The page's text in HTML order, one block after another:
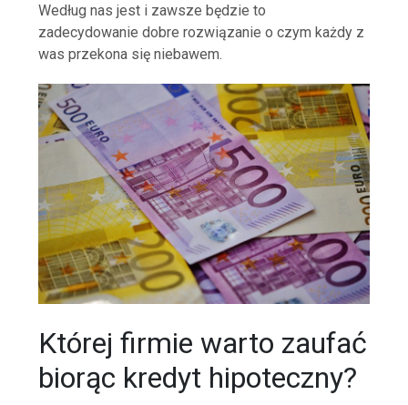
Według nas jest i zawsze będzie to
zadecydowanie dobre rozwiązanie o czym każdy z
was przekona się niebawem.
Której firmie warto zaufać
biorąc kredyt hipoteczny?